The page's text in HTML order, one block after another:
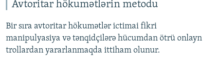
Avtoritar hökumətlərin metodu
Bir sıra avtoritar hökumətlər ictimai fikri
manipulyasiya və tənqidçilərə hücumdan ötrü onlayn
trollardan yararlanmaqda ittiham olunur.